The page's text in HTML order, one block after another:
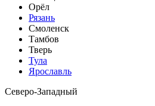
Орёл
Рязань
Смоленск
Тамбов
Тверь
Тула
Ярославль
Северо-Западный